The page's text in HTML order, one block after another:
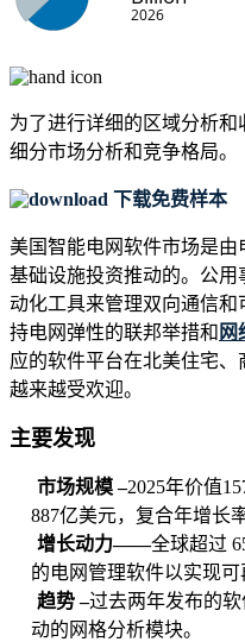
为了进行详细的区域分析和
细分市场分析和竞争格局。
下载免费样本
美国智能电网软件市场是
基础设施投资推动的。公
动化工具来管理双向通信
持电网弹性的联邦举措和 网
应的软件平台在北美住宅
越来越受欢迎。
主要发现
市场规模 –2025年价值
887亿美元，复合年增长率
增长动力——全球超过
的电网管理软件以实现可
趋势 –过去两年发布的
动的网格分析模块。